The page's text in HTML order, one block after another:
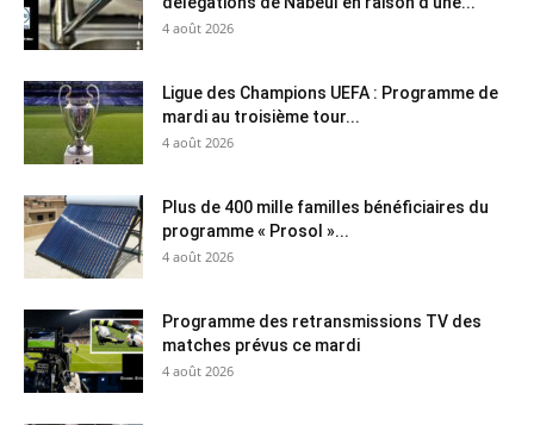
4 août 2026
Ligue des Champions UEFA : Programme de
mardi au troisième tour...
4 août 2026
Plus de 400 mille familles bénéficiaires du
programme « Prosol »...
4 août 2026
Programme des retransmissions TV des
matches prévus ce mardi
4 août 2026